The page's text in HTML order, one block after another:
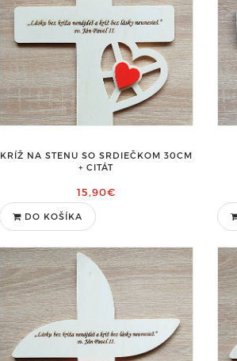
KRÍŽ NA STENU SO SRDIEČKOM 30CM
+ CITÁT
15,90€
DO KOŠÍKA